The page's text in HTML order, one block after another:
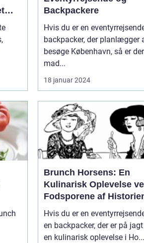
Backpackere
Hvis du er en
backpacker, der planlægger
besøge København, så er
mad...
18 januar 2024
Brunch Horsens: En
Kulinarisk Oplevelse
Fodsporene af
Hvis du er en
en backpacker, der er på
en kulinarisk oplevelse i Ho...